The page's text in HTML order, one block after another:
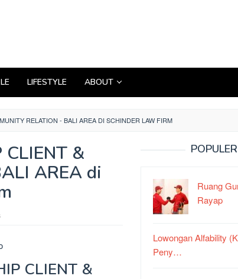
LIFESTYLE ABOUT
RELATION - BALI AREA DI SCHINDER LAW FIRM
&
AREA di
CLIENT &
Ruang
Rayap
Lowongan Alfability
Peny…